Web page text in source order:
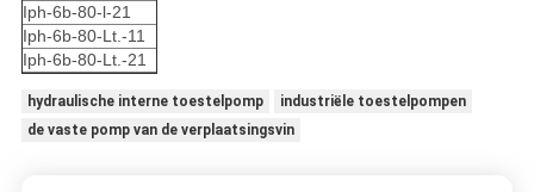
Iph-6b-80-l-21
Iph-6b-80-Lt.-11
Iph-6b-80-Lt.-21
hydraulische interne toestelpomp
industriële toestelpompen
de vaste pomp van de verplaatsingsvin